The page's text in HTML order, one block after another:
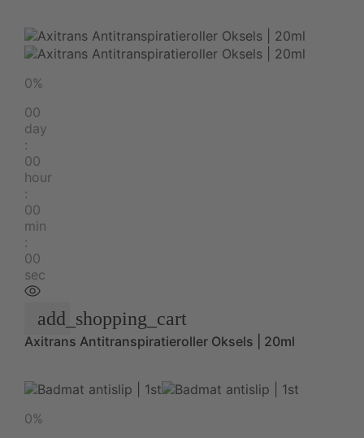
0%
00
day
:
00
hour
:
00
min
:
00
sec
add_shopping_cart
Axitrans Antitranspiratieroller Oksels | 20ml
0%